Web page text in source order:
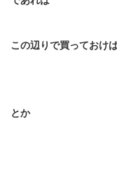
この辺りで買っておけ
とか